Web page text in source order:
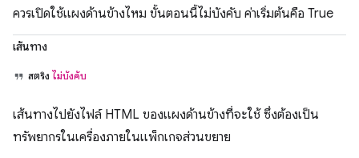
ควรเปิดใช้แผงด้านข้างไหม ขั้นตอนนี้ไม่บังคับ ค่าเริ่มต้นคือ True
เส้นทาง
สตริง ไม่บังคับ
เส้นทางไปยังไฟล์ HTML ของแผงด้านข้างที่จะใช้ ซึ่งต้องเป็น
ทรัพยากรในเครื่องภายในแพ็กเกจส่วนขยาย